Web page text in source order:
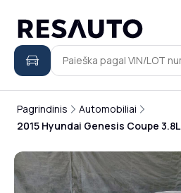
Pagrindinis
Automobiliai
2015 Hyundai Genesis Coupe 3.8L